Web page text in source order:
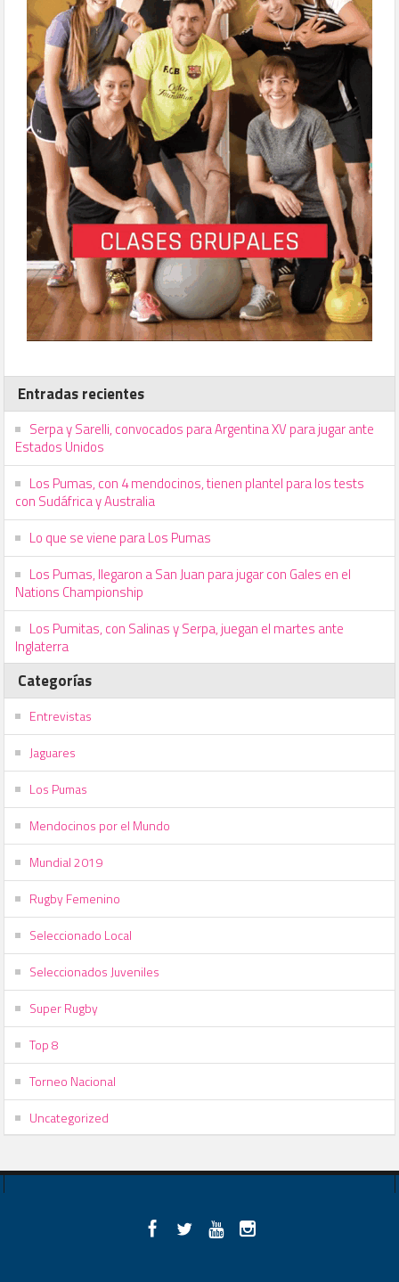
Entradas recientes
Serpa y Sarelli, convocados para Argentina XV para jugar ante
Estados Unidos
Los Pumas, con 4 mendocinos, tienen plantel para los tests
con Sudáfrica y Australia
Lo que se viene para Los Pumas
Los Pumas, llegaron a San Juan para jugar con Gales en el
Nations Championship
Los Pumitas, con Salinas y Serpa, juegan el martes ante
Inglaterra
Categorías
Entrevistas
Jaguares
Los Pumas
Mendocinos por el Mundo
Mundial 2019
Rugby Femenino
Seleccionado Local
Seleccionados Juveniles
Super Rugby
Top 8
Torneo Nacional
Uncategorized